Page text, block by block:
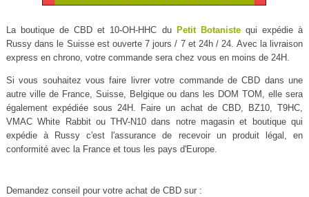
La boutique de CBD et 10-OH-HHC du Petit Botanistequi expédie à
Russy dans le Suisse est ouverte 7 jours / 7 et 24h / 24. Avec la livraison
express en chrono, votre commande sera chez vous en moins de 24H.
Si vous souhaitez vous faire livrer votre commande de CBD dans une
autre ville de France, Suisse, Belgique ou dans les DOM TOM, elle sera
également expédiée sous 24H. Faire un achat de CBD, BZ10, T9HC,
VMAC White Rabbit ou THV-N10 dans notre magasin et boutique qui
expédie à Russy c'est l'assurance de recevoir un produit légal, en
conformité avec la France et tous les pays d'Europe.
Demandez conseil pour votre achat de CBD sur :